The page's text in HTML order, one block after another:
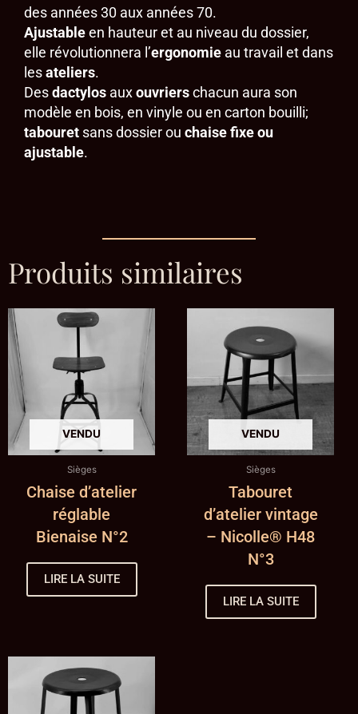
des années 30 aux années 70.
Ajustableen hauteur et au niveau du dossier,
elle révolutionnera l’ergonomie au travail et dans
lesateliers.
Desdactylos auxouvrierschacun aura son
modèle en bois, en vinyle ou en carton bouilli;
tabouret sans dossier ou chaise fixe ou
ajustable.
Produits similaires
Sièges
Chaise d’atelier
réglable
Bienaise N°2
LIRE LA SUITE
Sièges
Tabouret
d’atelier vintage
– Nicolle® H48
N°3
LIRE LA SUITE